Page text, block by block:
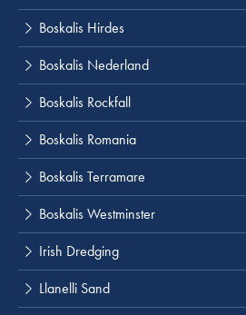
Boskalis Hirdes
Boskalis Nederland
Boskalis Rockfall
Boskalis Romania
Boskalis Terramare
Boskalis Westminster
Irish Dredging
Llanelli Sand